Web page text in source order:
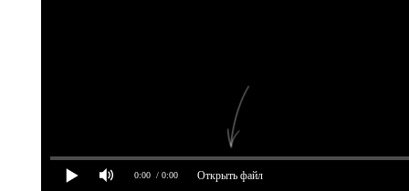
0:00 / 0:00 Открыть файл